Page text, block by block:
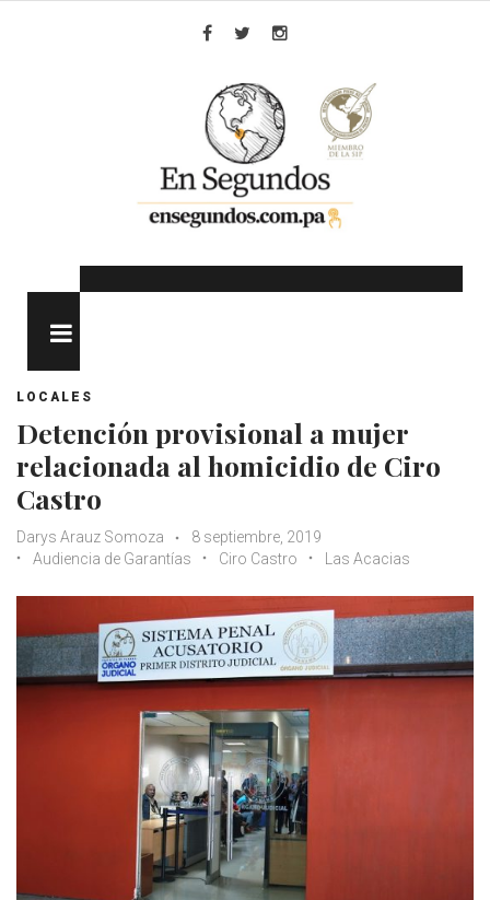
LOCALES
Detención provisional a mujer
relacionada al homicidio de Ciro
Castro
Darys Arauz Somoza
8 septiembre, 2019
Audiencia de Garantías
Ciro Castro Las Acacias